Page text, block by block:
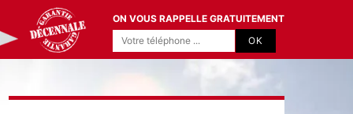
ON VOUS RAPPELLE GRATUITEMENT